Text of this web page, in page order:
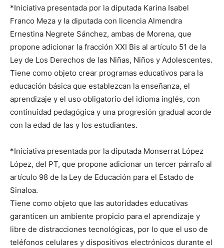
*Iniciativa presentada por la diputada Karina Isabel
Franco Meza y la diputada con licencia Almendra
Ernestina Negrete Sánchez, ambas de Morena, que
propone adicionar la fracción XXI Bis al artículo 51 de la
Ley de Los Derechos de las Niñas, Niños y Adolescentes.
Tiene como objeto crear programas educativos para la
educación básica que establezcan la enseñanza, el
aprendizaje y el uso obligatorio del idioma inglés, con
continuidad pedagógica y una progresión gradual acorde
con la edad de las y los estudiantes.
*Iniciativa presentada por la diputada Monserrat López
López, del PT, que propone adicionar un tercer párrafo al
artículo 98 de la Ley de Educación para el Estado de
Sinaloa.
Tiene como objeto que las autoridades educativas
garanticen un ambiente propicio para el aprendizaje y
libre de distracciones tecnológicas, por lo que el uso de
teléfonos celulares y dispositivos electrónicos durante el